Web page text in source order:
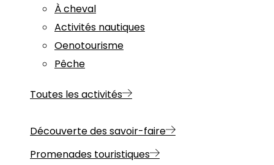
À cheval
Activités nautiques
Oenotourisme
Pêche
Toutes les activités
Découverte des savoir-faire
Promenades touristiques